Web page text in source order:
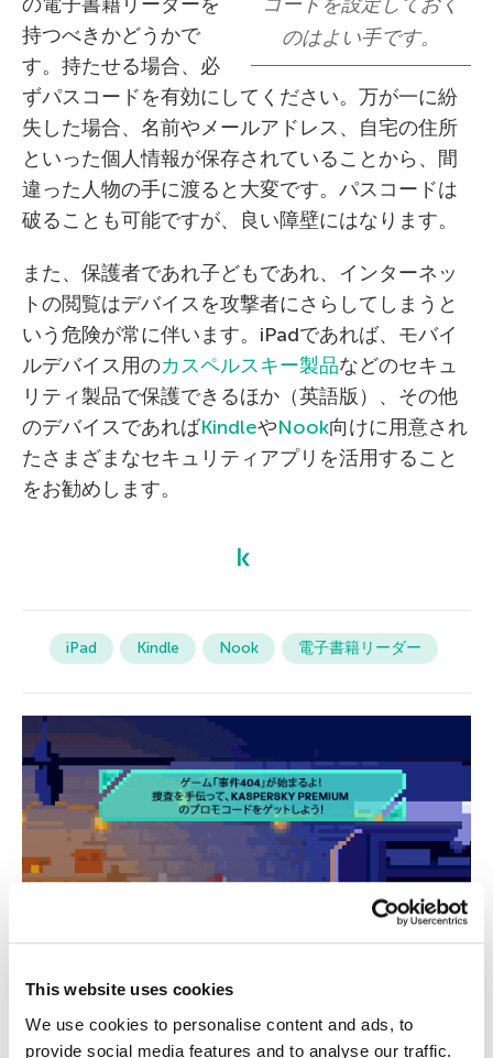
This website uses cookies
We use cookies to personalise content and ads, to
provide social media features and to analyse our traffic.
のはよい手です。
持つべきかどうかで
す。持たせる場合、必
ずパスコードを有効にしてください。万が一に紛
失した場合、名前やメールアドレス、自宅の住所
といった個人情報が保存されていることから、間
違った人物の手に渡ると大変です。パスコードは
破ることも可能ですが、良い障壁にはなります。
また、保護者であれ子どもであれ、インターネッ
トの閲覧はデバイスを攻撃者にさらしてしまうと
いう危険が常に伴います。iPadであれば、モバイ
ルデバイス用のカスペルスキー製品などのセキュ
リティ製品で保護できるほか（英語版）、その他
のデバイスであればKindleやNook向けに用意され
たさまざまなセキュリティアプリを活用すること
をお勧めします。
iPad Kindle Nook 電子書籍リーダー